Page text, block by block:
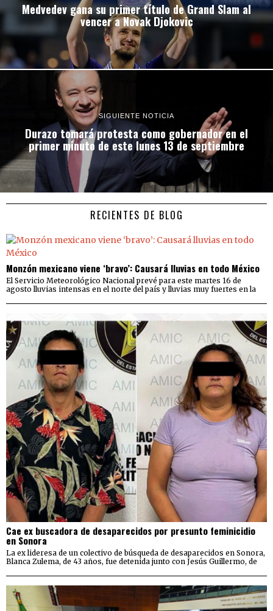
Medvedev gana su primer título de Grand Slam al
vencer a Novak Djokovic
SIGUIENTE NOTICIA
Durazo tomará protesta como gobernador en el
primer minuto de este lunes 13 de septiembre
RECIENTES DE BLOG
Monzón mexicano viene ‘bravo’: Causará lluvias en todo México
El Servicio Meteorológico Nacional prevé para este martes 16 de
agosto lluvias intensas en el norte del país y lluvias muy fuertes en la
Cae ex buscadora de desaparecidos por presunto feminicidio
en Sonora
La ex lideresa de un colectivo de búsqueda de desaparecidos en Sonora,
Blanca Zulema, de 43 años, fue detenida junto con Jesús Guillermo, de